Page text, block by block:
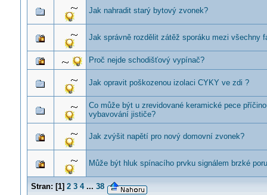
Jak nahradit starý bytový zvonek?
Jak správně rozdělit zátěž sporáku mezi všechny
Proč nejde schodišťový vypínač?
Jak opravit poškozenou izolaci CYKY ve zdi ?
Co může být u zrevidované keramické pece
vybavování jističe?
Jak zvýšit napětí pro nový domovní zvonek?
Může být hluk spínacího prvku signálem brzké
Stran: [1] 2 3 4 ... 38